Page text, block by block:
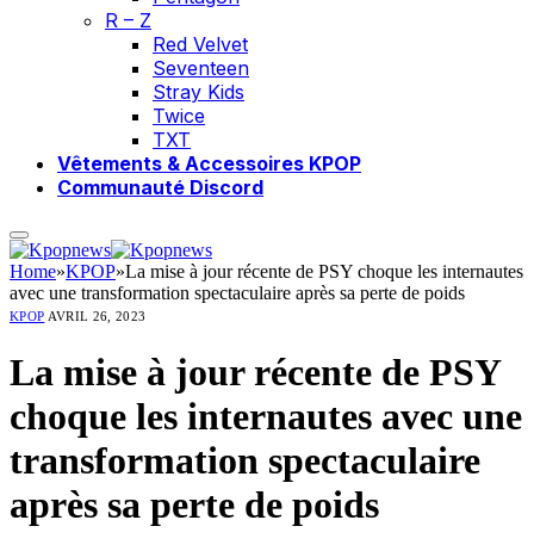
R – Z
Red Velvet
Seventeen
Stray Kids
Twice
TXT
Vêtements & Accessoires KPOP
Communauté Discord
Home»KPOP»La mise à jour récente de PSY choque les internautes
avec une transformation spectaculaire après sa perte de poids
KPOP AVRIL 26, 2023
La mise à jour récente de PSY
choque les internautes avec une
transformation spectaculaire
après sa perte de poids